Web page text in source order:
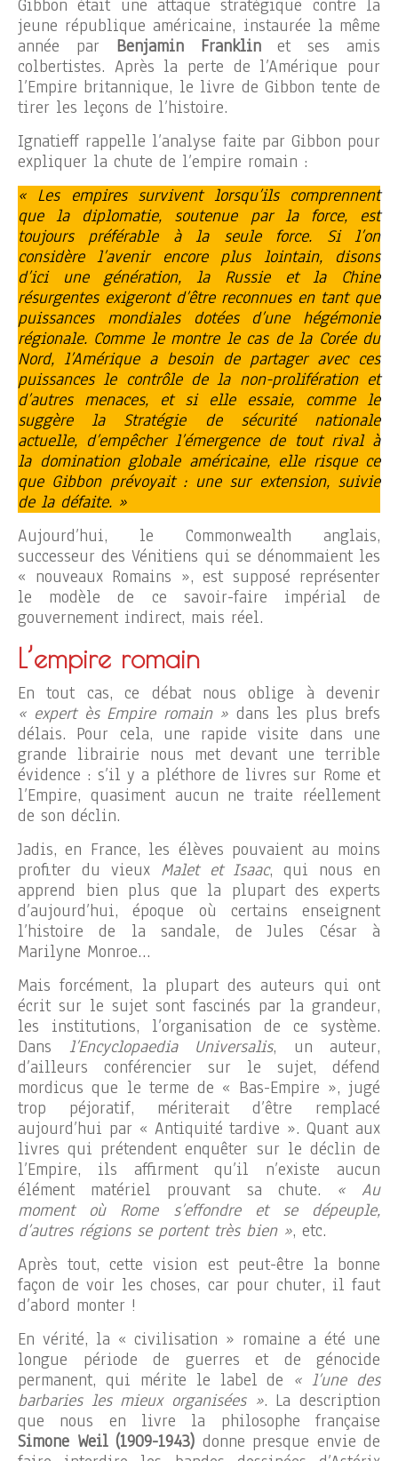
Gibbon était une attaque stratégique contre la
jeune république américaine, instaurée la même
année par Benjamin Franklinet ses amis
colbertistes. Après la perte de l’Amérique pour
l’Empire britannique, le livre de Gibbon tente de
tirer les leçons de l’histoire.
Ignatieff rappelle l’analyse faite par Gibbon pour
expliquer la chute de l’empire romain :
« Les empires survivent lorsqu’ils comprennent
que la diplomatie, soutenue par la force, est
toujours préférable à la seule force. Si l’on
considère l’avenir encore plus lointain, disons
d’ici une génération, la Russie et la Chine
résurgentes exigeront d’être reconnues en tant que
puissances mondiales dotées d’une hégémonie
régionale. Comme le montre le cas de la Corée du
Nord, l’Amérique a besoin de partager avec ces
puissances le contrôle de la non-prolifération et
d’autres menaces, et si elle essaie, comme le
suggère la Stratégie de sécurité nationale
actuelle, d’empêcher l’émergence de tout rival à
la domination globale américaine, elle risque ce
que Gibbon prévoyait : une sur extension, suivie
de la défaite. »
Aujourd’hui, le Commonwealth anglais,
successeur des Vénitiens qui se dénommaient les
« nouveaux Romains », est supposé représenter
le modèle de ce savoir-faire impérial de
gouvernement indirect, mais réel.
L’empire romain
En tout cas, ce débat nous oblige à devenir
« expert ès Empire romain » dans les plus brefs
délais. Pour cela, une rapide visite dans une
grande librairie nous met devant une terrible
évidence : s’il y a pléthore de livres sur Rome et
l’Empire, quasiment aucun ne traite réellement
de son déclin.
Jadis, en France, les élèves pouvaient au moins
profiter du vieux Malet et Isaac, qui nous en
apprend bien plus que la plupart des experts
d’aujourd’hui, époque où certains enseignent
l’histoire de la sandale, de Jules César à
Marilyne Monroe…
Mais forcément, la plupart des auteurs qui ont
écrit sur le sujet sont fascinés par la grandeur,
les institutions, l’organisation de ce système.
Dans l’Encyclopaedia Universalis, un auteur,
d’ailleurs conférencier sur le sujet, défend
mordicus que le terme de « Bas-Empire », jugé
trop péjoratif, mériterait d’être remplacé
aujourd’hui par « Antiquité tardive ». Quant aux
livres qui prétendent enquêter sur le déclin de
l’Empire, ils affirment qu’il n’existe aucun
élément matériel prouvant sa chute. « Au
moment où Rome s’effondre et se dépeuple,
d’autres régions se portent très bien », etc.
Après tout, cette vision est peut-être la bonne
façon de voir les choses, car pour chuter, il faut
d’abord monter !
En vérité, la « civilisation » romaine a été une
longue période de guerres et de génocide
permanent, qui mérite le label de « l’une des
barbaries les mieux organisées ». La description
que nous en livre la philosophe française
Simone Weil (1909-1943) donne presque envie de